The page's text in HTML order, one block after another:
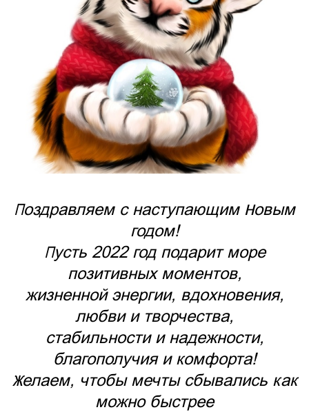
Поздравляем с наступающим Новым
годом!
Пусть 2022 год подарит море
позитивных моментов,
жизненной энергии, вдохновения,
любви и творчества,
стабильности и надежности,
благополучия и комфорта!
Желаем, чтобы мечты сбывались как
можно быстрее